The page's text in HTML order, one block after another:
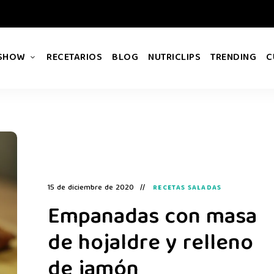
RECETARIOS BLOG NUTRICLIPS TRENDING
15 de diciembre de 2020 RECETAS SALADAS
Empanadas con masa
de hojaldre y relleno